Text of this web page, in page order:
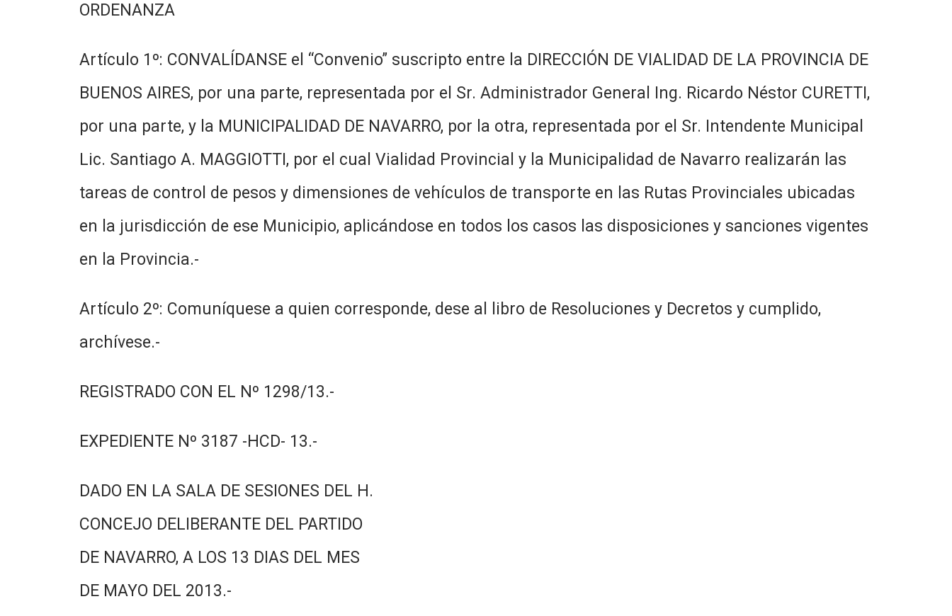
ORDENANZA
Artículo 1º: CONVALÍDANSE el “Convenio” suscripto entre la DIRECCIÓN DE VIALIDAD DE LA PROVINCIA DE
BUENOS AIRES, por una parte, representada por el Sr. Administrador General Ing. Ricardo Néstor CURETTI,
por una parte, y la MUNICIPALIDAD DE NAVARRO, por la otra, representada por el Sr. Intendente Municipal
Lic. Santiago A. MAGGIOTTI, por el cual Vialidad Provincial y la Municipalidad de Navarro realizarán las
tareas de control de pesos y dimensiones de vehículos de transporte en las Rutas Provinciales ubicadas
en la jurisdicción de ese Municipio, aplicándose en todos los casos las disposiciones y sanciones vigentes
en la Provincia.-
Artículo 2º: Comuníquese a quien corresponde, dese al libro de Resoluciones y Decretos y cumplido,
archívese.-
REGISTRADO CON EL Nº 1298/13.-
EXPEDIENTE Nº 3187 -HCD- 13.-
DADO EN LA SALA DE SESIONES DEL H.
CONCEJO DELIBERANTE DEL PARTIDO
DE NAVARRO, A LOS 13 DIAS DEL MES
DE MAYO DEL 2013.-